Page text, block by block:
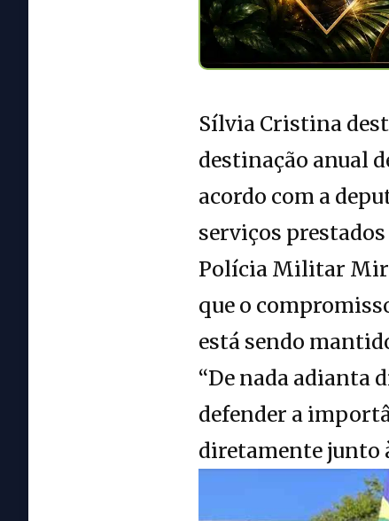
Sílvia Cristina
destinação anual
acordo com a
serviços prestados
Polícia Militar
que o
está sendo
“De nada adianta
defender a
diretamente junto